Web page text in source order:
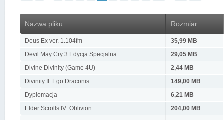
Nazwa pliku Rozmiar
Deus Ex ver. 1.104fm
35,99 MB
Devil May Cry 3 Edycja Specjalna
29,05 MB
Divine Divinity (Game 4U)
2,44 MB
Divinity II: Ego Draconis
149,00 MB
Dyplomacja
6,21 MB
Elder Scrolls IV: Oblivion
204,00 MB